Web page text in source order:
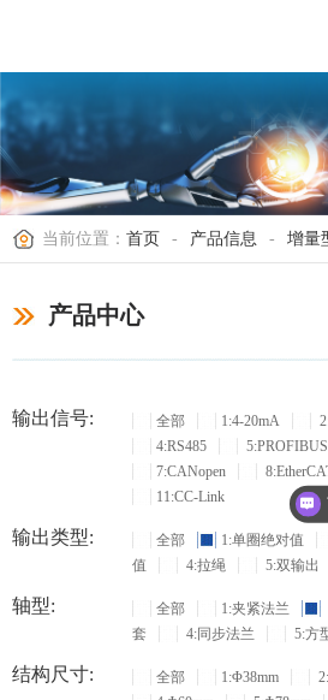
当前位置： 首页 - 产品信息 - 增量
产品中心
输出信号: 全部 1:4-20mA
4:RS485
7:CANopen
11:CC-Link
输出类型: 全部 1:单圈绝对值
值
4:拉绳 5:双输出
轴型: 全部 1:夹紧法兰
套
4:同步法兰 5:方
结构尺寸: 全部 1:Φ38mm